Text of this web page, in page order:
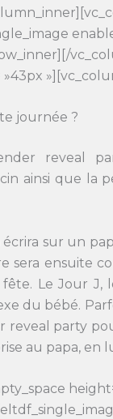
journée ?
reveal
ainsi que la
sur un
sera ensuite
fête. Le Jour
du bébé.
reveal party
au papa, en